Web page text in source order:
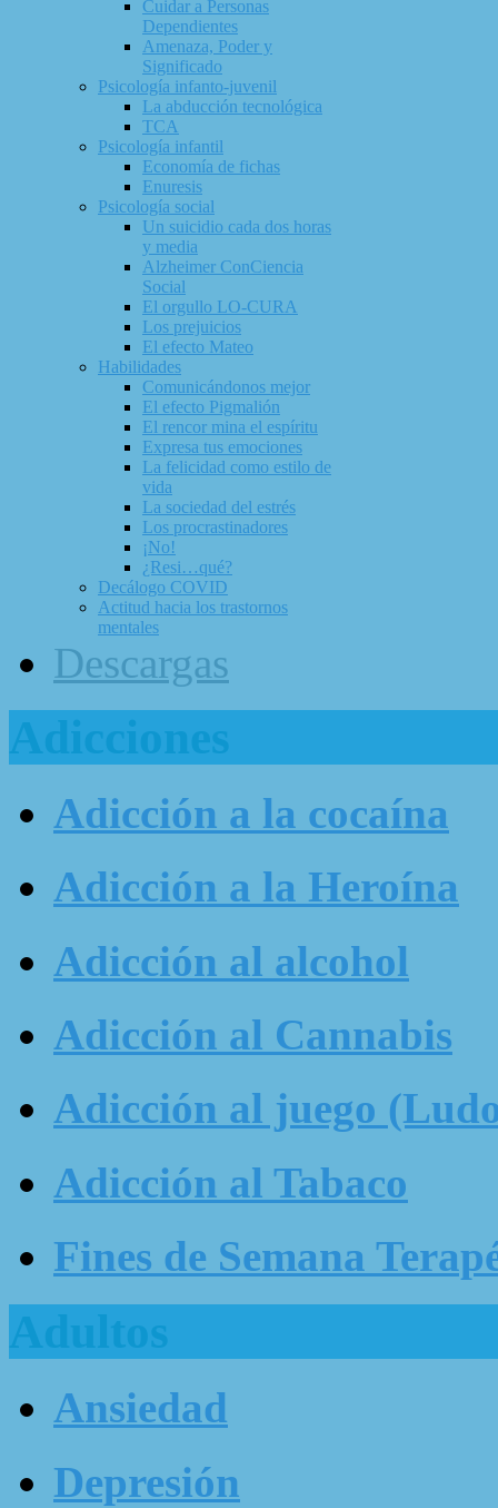
Cuidar a Personas
Dependientes
Amenaza, Poder y
Significado
Psicología infanto-juvenil
La abducción tecnológica
TCA
Psicología infantil
Economía de fichas
Enuresis
Psicología social
Un suicidio cada dos horas
y media
Alzheimer ConCiencia
Social
El orgullo LO-CURA
Los prejuicios
El efecto Mateo
Habilidades
Comunicándonos mejor
El efecto Pigmalión
El rencor mina el espíritu
Expresa tus emociones
La felicidad como estilo de
vida
La sociedad del estrés
Los procrastinadores
¡No!
¿Resi…qué?
Decálogo COVID
Actitud hacia los trastornos
mentales
Descargas
Adicciones
Adicción a la cocaína
Adicción a la Heroína
Adicción al alcohol
Adicción al Cannabis
Adicción al juego
Adicción al Tabaco
Fines de Semana
Adultos
Ansiedad
Depresión